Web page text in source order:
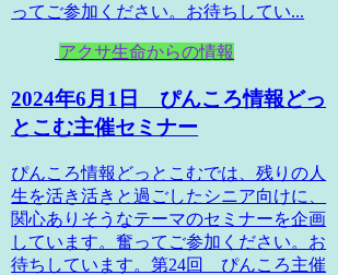
ってご参加ください。お待ちしてい...
アクサ生命からの情報
2024年6月1日 ぴんころ情報どっ
とこむ主催セミナー
ぴんころ情報どっとこむでは、残りの人
生を活き活きと過ごしたシニア向けに、
関心ありそうなテーマのセミナーを企画
しています。奮ってご参加ください。お
待ちしています。第24回 ぴんころ主催